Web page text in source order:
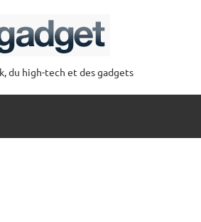
du high-tech et des gadgets